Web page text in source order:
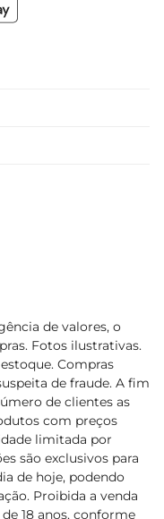
de sabor e
o Sorbet Split
minutos em
perfeita para ser
de valores, o
Fotos ilustrativas.
Compras
de fraude. A fim
de clientes as
com preços
limitada por
são exclusivos para
de hoje, podendo
Proibida a venda
18 anos, conforme